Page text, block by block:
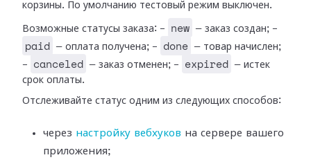
корзины. По умолчанию тестовый режим выключен.
Возможные статусы заказа: - new — заказ создан; -
paid — оплата получена; - done — товар начислен;
-
canceled — заказ отменен; - expired — истек
срок оплаты.
Отслеживайте статус одним из следующих способов:
через настройку вебхуков на сервере вашего
приложения;